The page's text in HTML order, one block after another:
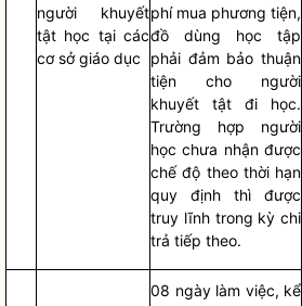
người khuyết
tật học tại các
cơ sở giáo dục
phímua phương tiện,
đồ dùng học tập
phải đảm bảo thuận
tiện cho người
khuyết tật đi học.
Trường hợp người
học chưa nhận được
chế độ theo thời hạn
quy định thì được
truy lĩnh trong kỳ chi
trả tiếp theo.
08 ngày làm việc, kể